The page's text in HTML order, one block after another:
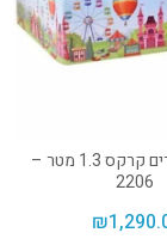
בריכת כדורים קרקס 1.3 מטר –
2206
₪